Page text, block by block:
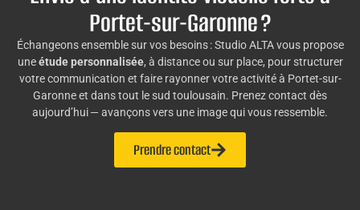
Portet-sur-Garonne ?
Échangeons ensemble sur vos besoins : Studio ALTA vous propose
uneétude personnalisée, à distance ou sur place, pour structurer
votre communication et faire rayonner votre activité à Portet-sur-
Garonne et dans tout le sud toulousain. Prenez contact dès
aujourd’hui — avançons vers une image qui vous ressemble.
Prendre contact